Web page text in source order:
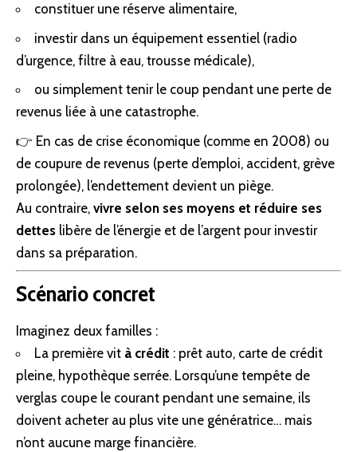
constituer une réserve alimentaire,
investir dans un équipement essentiel (radio
d’urgence, filtre à eau, trousse médicale),
ou simplement tenir le coup pendant une perte de
revenus liée à une catastrophe.
👉 En cas de crise économique (comme en 2008) ou
de coupure de revenus (perte d’emploi, accident, grève
prolongée), l’endettement devient un piège.
Au contraire, vivre selon ses moyens et réduire ses
dettes libère de l’énergie et de l’argent pour investir
dans sa préparation.
Scénario concret
Imaginez deux familles :
La première vit à crédit : prêt auto, carte de crédit
pleine, hypothèque serrée. Lorsqu’une tempête de
verglas coupe le courant pendant une semaine, ils
doivent acheter au plus vite une génératrice… mais
n’ont aucune marge financière.